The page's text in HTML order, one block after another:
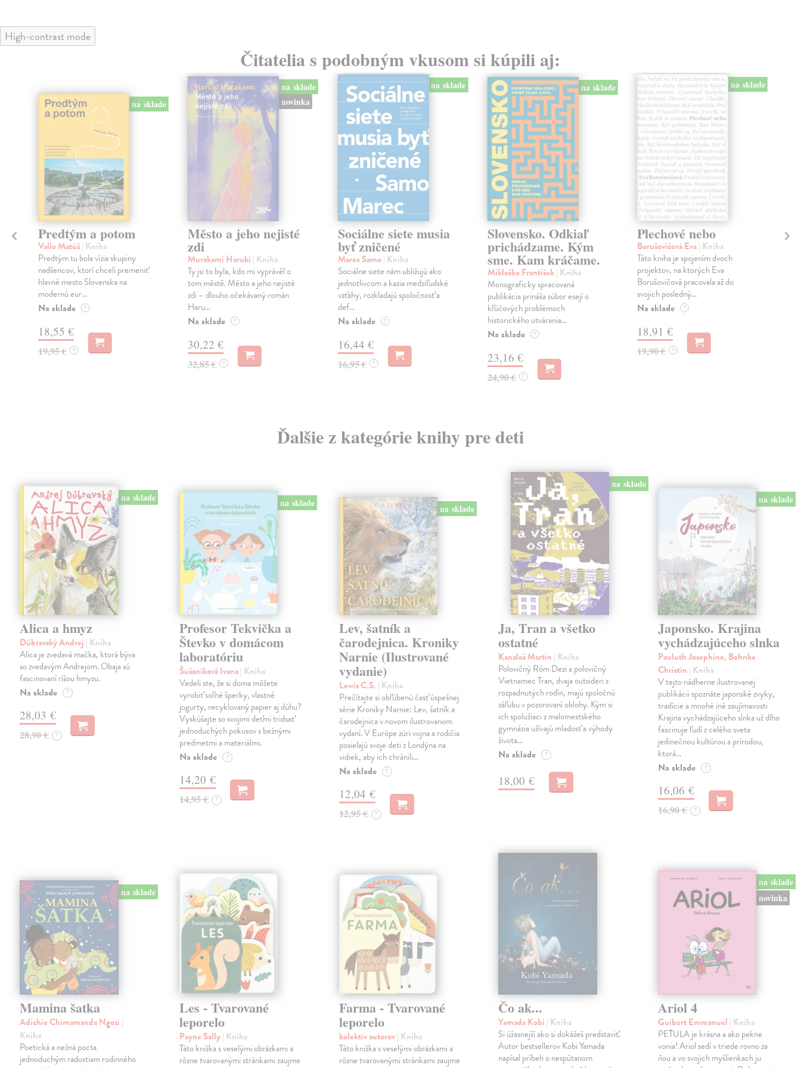
High-contrast mode
Čitatelia s podobným vkusom si kúpili aj:
na sklade
Predtým a potom
Vallo Matúš| Kniha
Predtým tu bola vízia skupiny
nadšencov, ktorí chceli premeniť
hlavné mesto Slovenska na
modernú eur...
Na sklade ?
18,55 €
19,95 € ?
na sklade
novinka
Město a jeho nejisté
zdi
Murakami Haruki | Kniha
Ty jsi to byla, kdo mi vyprávěl o
tom městě. Město a jeho nejisté
zdi – dlouho očekávaný román
Haru...
Na sklade ?
30,22 €
32,85 € ?
na sklade
Sociálne siete musia
byť zničené
Marec Samo| Kniha
Sociálne siete nám ubližujú ako
jednotlivcom a kazia medziľudské
vzťahy, rozkladajú spoločnosť a
def...
Na sklade ?
16,44 €
16,95 € ?
na sklade
Slovensko. Odkiaľ
prichádzame. Kým
sme. Kam kráčame.
Mikloško František| Kniha
Monograficky spracovaná
publikácia prináša súbor esejí o
kľúčových problémoch
historického utvárania...
Na sklade ?
23,16 €
24,90 € ?
na sklade
Plechové nebo
Borušovičová Eva| Kniha
Táto kniha je spojením dvoch
projektov, na ktorých Eva
Borušovičová pracovala až do
svojich posledný...
Na sklade ?
18,91 €
19,90 € ?
Ďalšie z kategórie knihy pre deti
na sklade
Alica a hmyz
Dúbravský Andrej | Kniha
Alica je zvedavá mačka, ktorá býva
so zvedavým Andrejom. Obaja sú
fascinovaní ríšou hmyzu.
Na sklade ?
28,03 €
28,90 € ?
na sklade
Profesor Tekvička a
Števko v domácom
laboratóriu
Šušaníková Ivana| Kniha
Vedeli ste, že si doma môžete
vyrobiť soľné šperky, vlastné
jogurty, recyklovaný papier aj dúhu?
Vyskúšajte so svojimi deťmi tridsať
jednoduchých pokusov s bežnými
predmetmi a materiálmi.
Na sklade ?
14,20 €
14,95 € ?
na sklade
Lev, šatník a
čarodejnica. Kroniky
Narnie (Ilustrované
vydanie)
Lewis C.S. | Kniha
Prečítajte si obľúbenú časť úspešnej
série Kroniky Narnie: Lev, šatník a
čarodejnica v novom ilustrovanom
vydaní. V Európe zúri vojna a rodičia
posielajú svoje deti z Londýna na
vidiek, aby ich chránili…
Na sklade ?
12,04 €
12,95 € ?
na sklade
Ja, Tran a všetko
ostatné
Kanaloš Martin | Kniha
Polovičný Róm Dezi a polovičný
Vietnamec Tran, dvaja outsideri z
rozpadnutých rodín, majú spoločnú
záľubu v pozorovaní oblohy. Kým si
ich spolužiaci z malomestského
gymnázia užívajú mladosť a výhody
života…
Na sklade ?
18,00 €
na sklade
Japonsko. Krajina
vychádzajúceho slnka
Pauluth Josephine, Bohnke
Christin | Kniha
V tejto nádherne ilustrovanej
publikácii spoznáte japonské zvyky,
tradície a mnohé iné zaujímavosti
Krajina vychádzajúceho slnka už dlho
fascinuje ľudí z celého sveta
jedinečnou kultúrou a prírodou,
ktorá…
Na sklade ?
16,06 €
16,90 € ?
na sklade
Mamina šatka
Adichie Chimamanda Ngozi |
Kniha
Poetická a nežná pocta
jednoduchým radostiam rodinného
Les - Tvarované
leporelo
Payne Sally| Kniha
Táto knižka s veselými obrázkami a
rôzne tvarovanými stránkami zaujme
Farma - Tvarované
leporelo
kolektív autorov| Kniha
Táto knižka s veselými obrázkami a
rôzne tvarovanými stránkami zaujme
Čo ak...
Yamada Kobi | Kniha
Si úžasnejší ako si dokážeš predstaviť.
Autor bestsellerov Kobi Yamada
napísal príbeh o nespútanom
na sklade
novinka
Ariol 4
Guibert Emmanuel | Kniha
PEŤULA je krásna a ako pekne
vonia! Ariol sedí v triede rovno za
ňou a vo svojich myšlienkach ju